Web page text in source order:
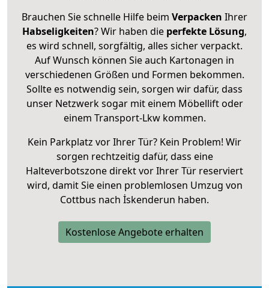
Brauchen Sie schnelle Hilfe beim Verpacken Ihrer
Habseligkeiten? Wir haben die perfekte Lösung,
es wird schnell, sorgfältig, alles sicher verpackt.
Auf Wunsch können Sie auch Kartonagen in
verschiedenen Größen und Formen bekommen.
Sollte es notwendig sein, sorgen wir dafür, dass
unser Netzwerk sogar mit einem Möbellift oder
einem Transport-Lkw kommen.
Kein Parkplatz vor Ihrer Tür? Kein Problem! Wir
sorgen rechtzeitig dafür, dass eine
Halteverbotszone direkt vor Ihrer Tür reserviert
wird, damit Sie einen problemlosen Umzug von
Cottbus nach İskenderun haben.
Kostenlose Angebote erhalten